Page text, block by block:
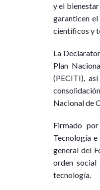
y el
garanticen
científicos y
La
Plan
(PECITI),
Nacional de
Firmado
Tecnología
general del
orden
tecnología.